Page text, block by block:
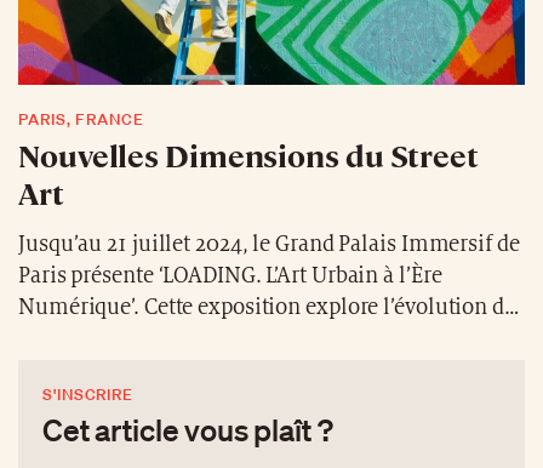
PARIS, FRANCE
Nouvelles Dimensions du Street
Art
Jusqu’au 21 juillet 2024, le Grand Palais Immersif de
Paris présente ‘LOADING. L’Art Urbain à l’Ère
Numérique’. Cette exposition explore l’évolution de
les artistes de rue. Les visiteurs peuvent s’immerger
dans l’histoire du street art, des subways new-
S'INSCRIRE
Cet article vous plaît ?